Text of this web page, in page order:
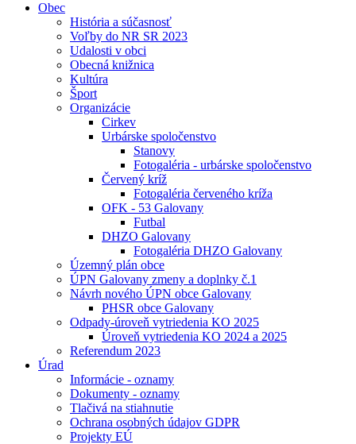
Obec
História a súčasnosť
Voľby do NR SR 2023
Udalosti v obci
Obecná knižnica
Kultúra
Šport
Organizácie
Cirkev
Urbárske spoločenstvo
Stanovy
Fotogaléria - urbárske spoločenstvo
Červený kríž
Fotogaléria červeného kríža
OFK - 53 Galovany
Futbal
DHZO Galovany
Fotogaléria DHZO Galovany
Územný plán obce
ÚPN Galovany zmeny a doplnky č.1
Návrh nového ÚPN obce Galovany
PHSR obce Galovany
Odpady-úroveň vytriedenia KO 2025
Úroveň vytriedenia KO 2024 a 2025
Referendum 2023
Úrad
Informácie - oznamy
Dokumenty - oznamy
Tlačivá na stiahnutie
Ochrana osobných údajov GDPR
Projekty EÚ